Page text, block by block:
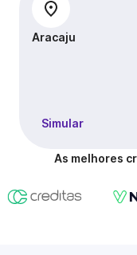
Aracaju
Simular
As melhores